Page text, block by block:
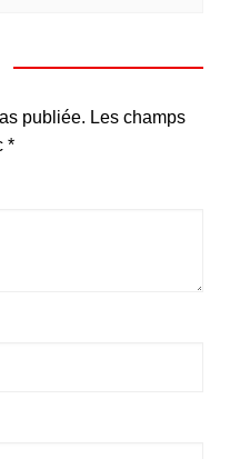
publiée. Les champs
*